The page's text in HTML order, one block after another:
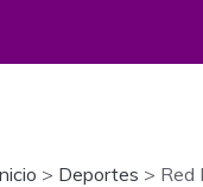
> Deportes > Red